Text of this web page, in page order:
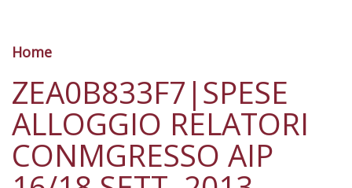
Tu sei qui
Home
ZEA0B833F7|SPESE
ALLOGGIO RELATORI
CONMGRESSO AIP